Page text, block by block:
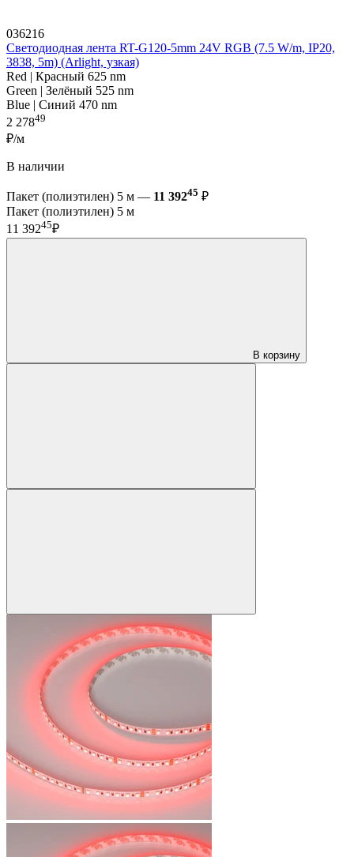
036216
Светодиодная лента RT-G120-5mm 24V RGB (7.5 W/m, IP20,
3838, 5m) (Arlight, узкая)
Red | Красный 625 nm
Green | Зелёный 525 nm
Blue | Синий 470 nm
2 27849
₽/м
В наличии
Пакет (полиэтилен) 5 м — 11 39245 ₽
Пакет (полиэтилен) 5 м
11 39245₽
В корзину